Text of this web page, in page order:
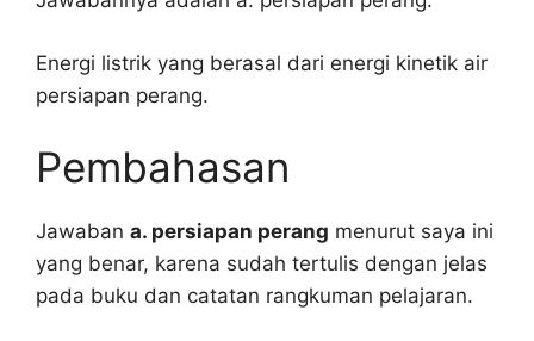
Energi listrik yang berasal dari energi kinetik air
persiapan perang.
Pembahasan
Jawaban a. persiapan perang menurut saya ini
yang benar, karena sudah tertulis dengan jelas
pada buku dan catatan rangkuman pelajaran.